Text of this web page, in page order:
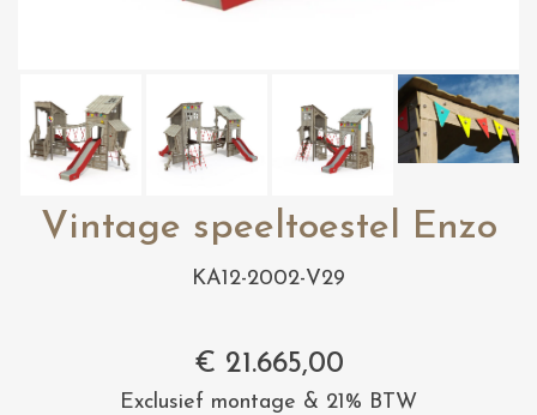
Vintage speeltoestel Enzo
KA12-2002-V29
€ 21.665,00
Exclusief montage & 21% BTW